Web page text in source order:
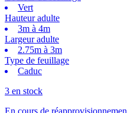
Vert
Hauteur adulte
3m à 4m
Largeur adulte
2.75m à 3m
Type de feuillage
Caduc
3 en stock
En cours de